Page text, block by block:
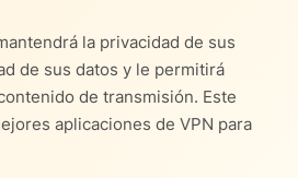
la privacidad de sus
de sus datos y le permitirá
de transmisión. Este
aplicaciones de VPN para
de best iOS VPNs
iOS
móvil dedicada de Apple Store
iOS a la VPN